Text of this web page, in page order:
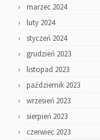
marzec 2024
luty 2024
styczeń 2024
grudzień 2023
listopad 2023
październik 2023
wrzesień 2023
sierpień 2023
czerwiec 2023